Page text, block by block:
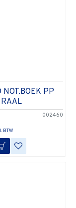
002460
NOT.BOEK PP